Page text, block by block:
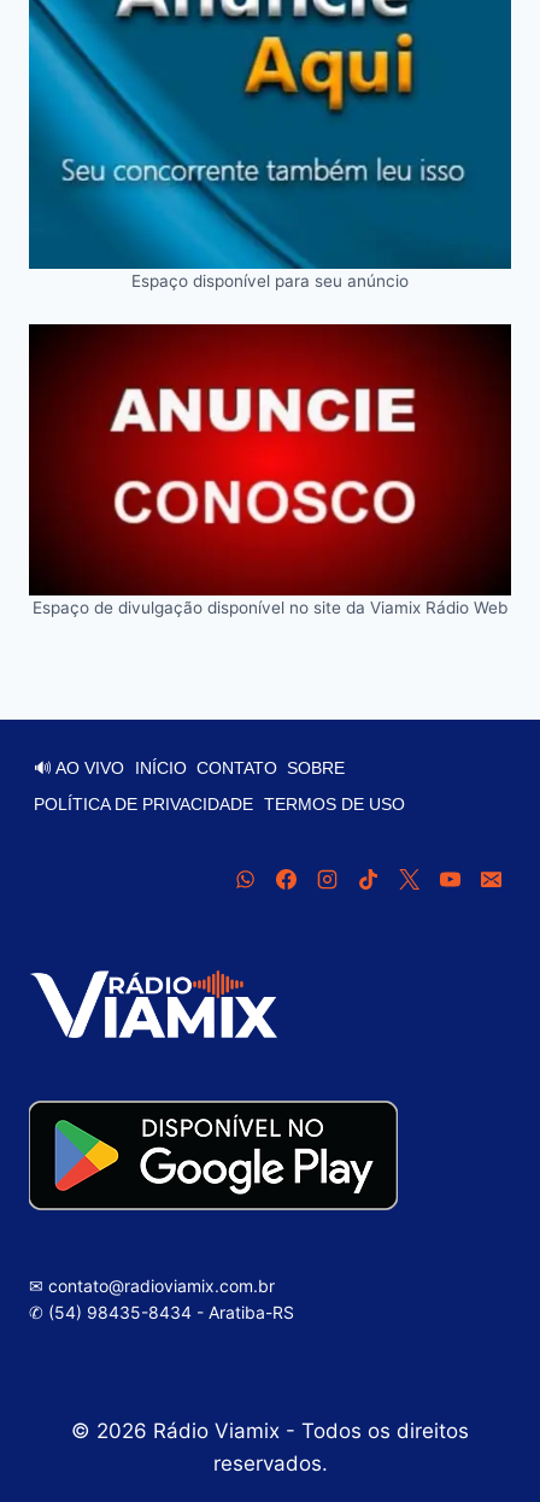
Espaço disponível para seu anúncio
Espaço de divulgação disponível no site da Viamix Rádio Web
🔊 AO VIVO INÍCIO CONTATO SOBRE
POLÍTICA DE PRIVACIDADE TERMOS DE USO
✉ contato@radioviamix.com.br
✆ (54) 98435-8434 - Aratiba-RS
© 2026 Rádio Viamix - Todos os direitos
reservados.